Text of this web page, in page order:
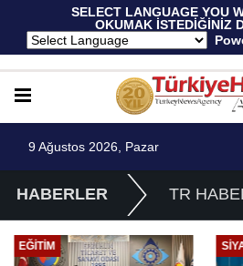
SELECT LANGUAGE YOU
OKUMAK İSTEDİĞİNİZ
9 Ağustos 2026, Pazar
HABERLER TR
EĞITIM